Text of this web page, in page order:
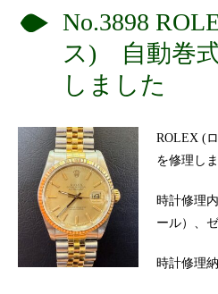
No.3898
ス) 自動巻
しました
ROLEX (
を修理し
時計修理
ール）、
時計修理